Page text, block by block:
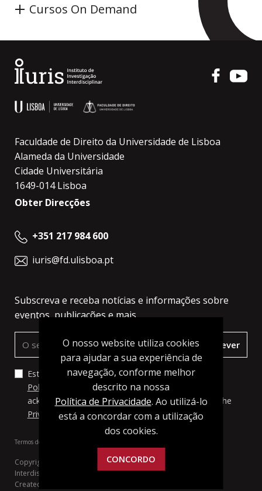
Cursos On Demand
Faculdade de Direito da Universidade de Lisboa
Alameda da Universidade
Cidade Universitária
1649-014 Lisboa
Obter Direcções
+351 217 984 600
iuris@fd.ulisboa.pt
Subscreva e receba notícias e informações sobre
eventos, publicações e mais.
Subscrever
Estou de acordo com os termos e condições da
Política de Privacidade, a qual li e compreendi. I
acknowledge and agree to the terms set forth in the
Privacy Policy , which I have read and understood.
Termos de Utilização
Copyright 2022 - 2026 © IURIS - Instituto de Investigação
Interdisciplinar. Todos os direitos reservados.
Created by
O nosso website utiliza cookies
para ajudar a sua experiência de
navegação, conforme melhor
descrito na nossa
Política de Privacidade. Ao utilizá-lo
está a concordar com a utilização
dos cookies.
CONCORDO